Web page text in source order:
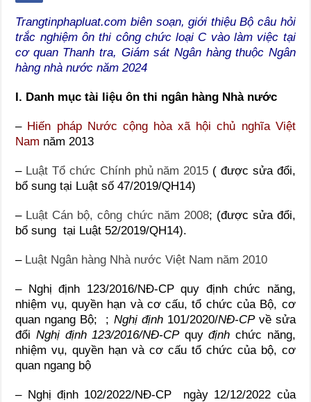
Trangtinphapluat.com biên soạn, giới thiệu Bộ câu hỏi
trắc nghiệm ôn thi công chức loại C vào làm việc tại
cơ quan Thanh tra, Giám sát Ngân hàng thuộc Ngân
hàng nhà nước năm 2024
I. Danh mục tài liệu ôn thi ngân hàng Nhà nước
–Hiến pháp Nước cộng hòa xã hội chủ nghĩa Việt
Nam năm 2013
– Luật Tổ chức Chính phủ năm 2015 ( được sửa đổi,
bổ sung tại Luật số 47/2019/QH14)
– Luật Cán bộ, công chức năm 2008; (được sửa đổi,
bổ sung tại Luật 52/2019/QH14).
– Luật Ngân hàng Nhà nước Việt Nam năm 2010
– Nghị định 123/2016/NĐ-CP quy định chức năng,
nhiệm vụ, quyền hạn và cơ cấu, tổ chức của Bộ, cơ
quan ngang Bộ; ; Nghị định101/2020/NĐ-CPvề sửa
đổi Nghị định 123/2016/NĐ-CPquyđịnh chức năng,
nhiệm vụ, quyền hạn và cơ cấu tổ chức của bộ, cơ
quan ngang bộ
– Nghị định 102/2022/NĐ-CP ngày 12/12/2022 của